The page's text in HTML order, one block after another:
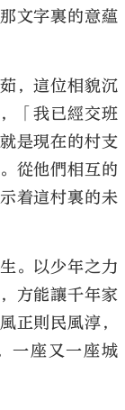
文字裏的意蘊
，這位相貌沉
「我已經交班
是現在的村支
從他們相互的
着這村裏的未
。以少年之力
方能讓千年家
正則民風淳，
一座又一座城